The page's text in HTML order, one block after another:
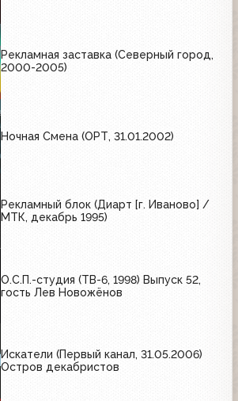
Рекламная заставка (Северный город,
2000-2005)
Ночная Смена (ОРТ, 31.01.2002)
Рекламный блок (Диарт [г. Иваново] /
МТК, декабрь 1995)
О.С.П.-студия (ТВ-6, 1998) Выпуск 52,
гость Лев Новожёнов
Искатели (Первый канал, 31.05.2006)
Остров декабристов